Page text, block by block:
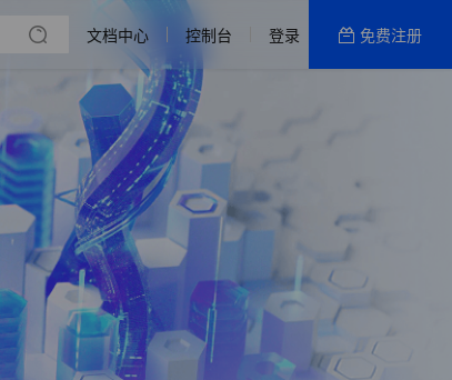
全部产品
热销推荐
文档中心 控制台 登录 免费注册